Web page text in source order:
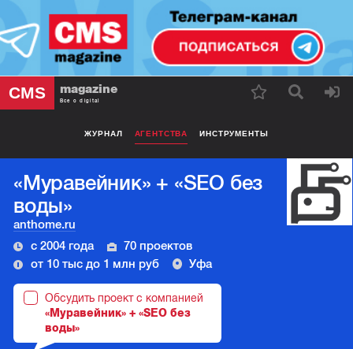
CMS magazine
Все о digital
ЖУРНАЛ АГЕНТСТВА ИНСТРУМЕНТЫ
«Муравейник» + «SEO без
воды»
anthome.ru
с 2004 года
70 проектов
от 10 тыс до 1 млн руб
Уфа
Обсудить проект с компанией
«Муравейник» + «SEO без
воды»